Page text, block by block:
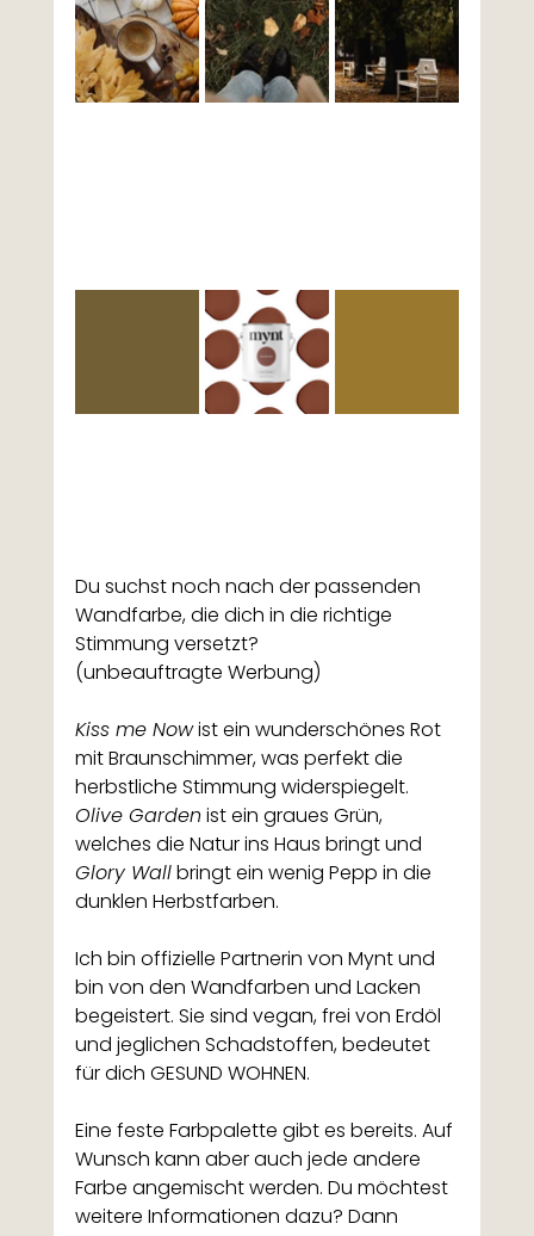
Du suchst noch nach der passenden
Wandfarbe, die dich in die richtige
Stimmung versetzt?
(unbeauftragte Werbung)
Kiss me Now ist ein wunderschönes Rot
mit Braunschimmer, was perfekt die
herbstliche Stimmung widerspiegelt.
Olive Garden ist ein graues Grün,
welches die Natur ins Haus bringt und
Glory Wall bringt ein wenig Pepp in die
dunklen Herbstfarben.
Ich bin offizielle Partnerin von Myntund
bin von den Wandfarben und Lacken
begeistert. Sie sind vegan, frei von Erdöl
und jeglichen Schadstoffen, bedeutet
für dich GESUND WOHNEN.
Eine feste Farbpalette gibt es bereits. Auf
Wunsch kann aber auch jede andere
Farbe angemischt werden. Du möchtest
weitere Informationen dazu? Dann